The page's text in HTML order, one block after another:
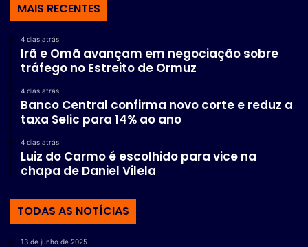
MAIS RECENTES
4 dias atrás
Irã e Omã avançam em negociação sobre
tráfego no Estreito de Ormuz
4 dias atrás
Banco Central confirma novo corte e reduz a
taxa Selic para 14% ao ano
4 dias atrás
Luiz do Carmo é escolhido para vice na
chapa de Daniel Vilela
TODAS AS NOTÍCIAS
13 de junho de 2025